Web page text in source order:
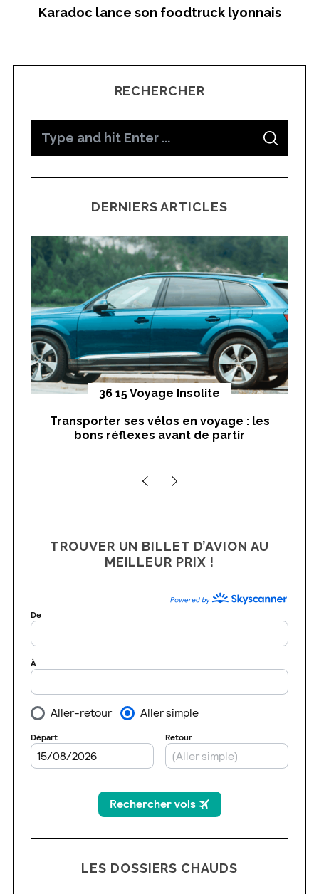
Karadoc lance son foodtruck lyonnais
RECHERCHER
f
o
r
:
S
A
C
DERNIERS ARTICLES
36 15 Voyage Insolite
Transporter ses vélos en voyage : les
bons réflexes avant de partir
TROUVER UN BILLET D’AVION AU
MEILLEUR PRIX !
LES DOSSIERS CHAUDS